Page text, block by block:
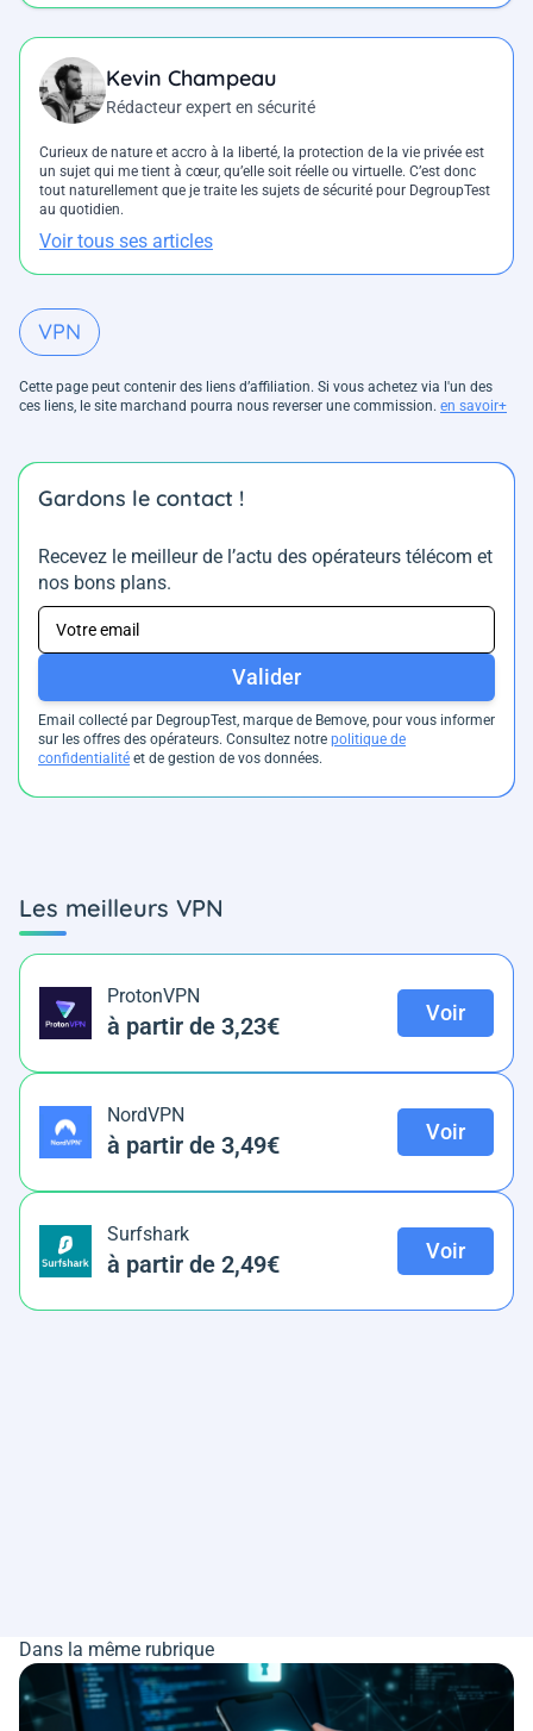
Kevin Champeau
Rédacteur expert en sécurité
Curieux de nature et accro à la liberté, la protection de la vie privée est
un sujet qui me tient à cœur, qu’elle soit réelle ou virtuelle. C’est donc
tout naturellement que je traite les sujets de sécurité pour DegroupTest
au quotidien.
Voir tous ses articles
VPN
Cette page peut contenir des liens d’affiliation. Si vous achetez via l'un des
ces liens, le site marchand pourra nous reverser une commission. en savoir+
Gardons le contact !
Recevez le meilleur de l’actu des opérateurs télécom et
nos bons plans.
Valider
Email collecté par DegroupTest, marque de Bemove, pour vous informer
sur les offres des opérateurs. Consultez notre politique de
confidentialité et de gestion de vos données.
Les meilleurs VPN
ProtonVPN
à partir de 3,23€ Voir
NordVPN
à partir de 3,49€ Voir
Surfshark
à partir de 2,49€ Voir
Dans la même rubrique